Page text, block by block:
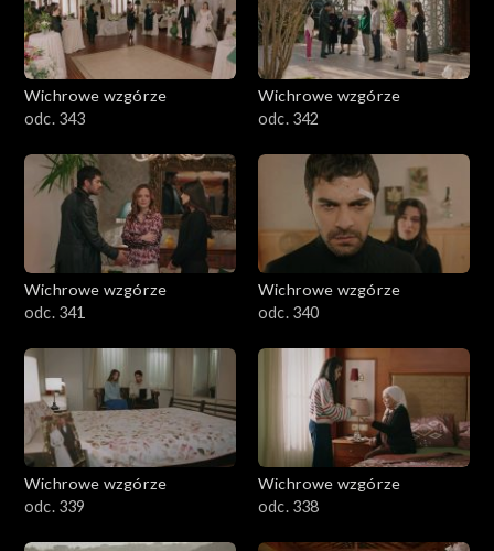
Wichrowe wzgórze
odc. 343
Wichrowe wzgórze
odc. 342
Wichrowe wzgórze
odc. 341
Wichrowe wzgórze
odc. 340
Wichrowe wzgórze
odc. 339
Wichrowe wzgórze
odc. 338